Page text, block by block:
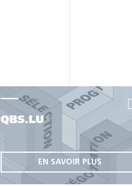
QBS.LU
EN SAVOIR PLUS